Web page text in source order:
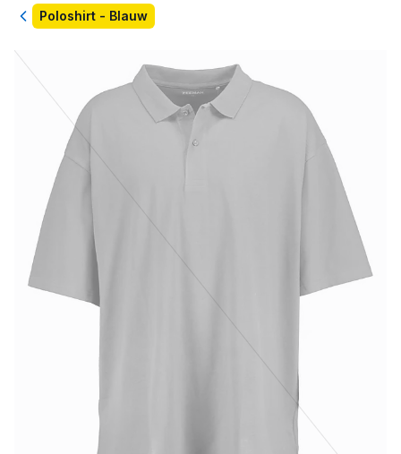
TerugPoloshirt - Blauw